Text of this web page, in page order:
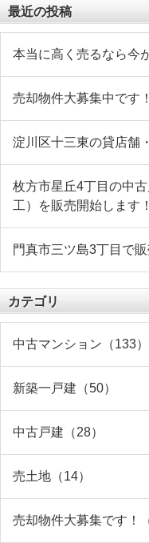
最近の投稿
本当に高く売るなら今
売却物件大募集中です！
淀川区十三東の貸店舗
枚方市星丘4丁目の中
工）を販売開始します！
門真市三ツ島3丁目で
カテゴリ
中古マンション（133）
新築一戸建（50）
中古戸建（28）
売土地（14）
売却物件大募集です！